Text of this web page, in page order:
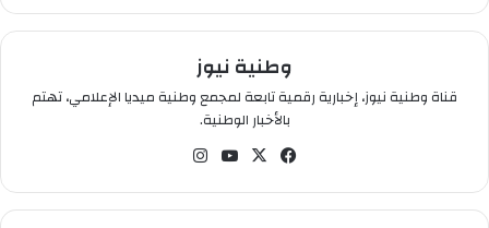
وطنية نيوز
قناة وطنية نيوز، إخبارية رقمية تابعة لمجمع وطنية ميديا الإعلامي، تهتم
بالأخبار الوطنية.
في
وك
‫X
‫You
e ام